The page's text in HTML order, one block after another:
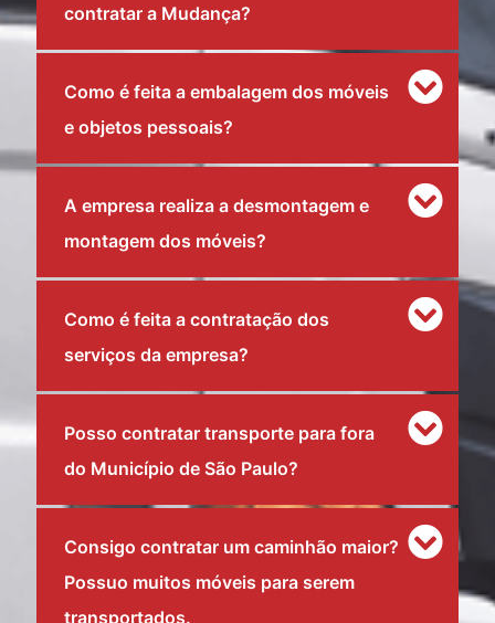
contratar a Mudança?
Como é feita a embalagem dos móveis
e objetos pessoais?
A empresa realiza a desmontagem e
montagem dos móveis?
Como é feita a contratação dos
serviços da empresa?
Posso contratar transporte para fora
do Município de São Paulo?
Consigo contratar um caminhão maior?
Possuo muitos móveis para serem
transportados.